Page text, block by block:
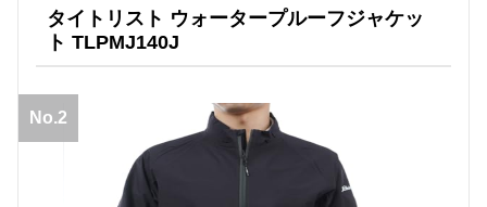
タイトリスト ウォータープルーフジャケッ
ト TLPMJ140J
No.2